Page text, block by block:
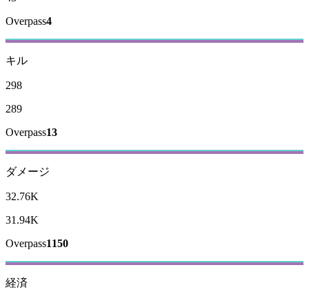
Overpass4
キル
298
289
Overpass13
ダメージ
32.76K
31.94K
Overpass1150
経済